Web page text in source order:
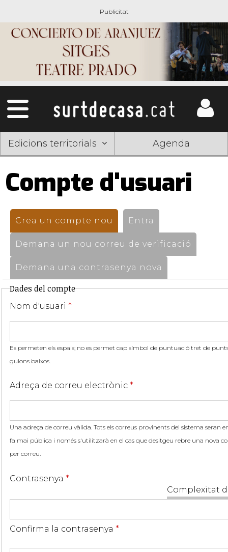
Edicions territorials Agenda
Compte d'usuari
Pestanyes
primàries
Crea un compte nou (pestanya activa)
Entra
Demana un nou correu de verificació
Demana una contrasenya nova
Dades del compte
Nom d'usuari *
Es permeten els espais; no es permet cap símbol de puntuació tret de
guions baixos.
Adreça de correu electrònic *
Una adreça de correu vàlida. Tots els correus provinents del sistema seran
fa mai pública i només s'utilitzarà en el cas que desitgeu rebre una nova
per correu.
Complexitat
Contrasenya *
Confirma la contrasenya *